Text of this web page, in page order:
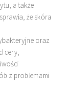
a także
że skóra
oraz
cery,
z problemami